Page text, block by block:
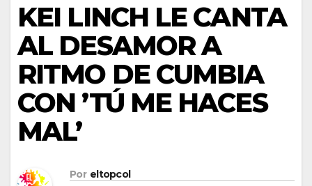
KEI LINCH LE CANTA
AL DESAMOR A
RITMO DE CUMBIA
CON ’TÚ ME HACES
MAL’
Por eltopcol